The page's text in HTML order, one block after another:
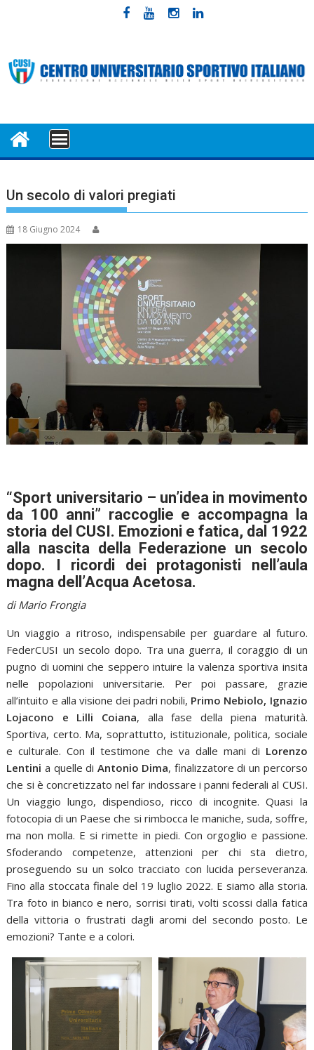
MENU
Un secolo di valori pregiati
18 Giugno 2024
“Sport universitario – un’idea in movimento
da 100 anni” raccoglie e accompagna la
storia del CUSI. Emozioni e fatica, dal 1922
alla nascita della Federazione un secolo
dopo. I ricordi dei protagonisti nell’aula
magna dell’Acqua Acetosa.
di Mario Frongia
Un viaggio a ritroso, indispensabile per guardare al futuro.
FederCUSI un secolo dopo. Tra una guerra, il coraggio di un
pugno di uomini che seppero intuire la valenza sportiva insita
nelle popolazioni universitarie. Per poi passare, grazie
all’intuito e alla visione dei padri nobili, Primo Nebiolo, Ignazio
Lojacono e Lilli Coiana, alla fase della piena maturità.
Sportiva, certo. Ma, soprattutto, istituzionale, politica, sociale
e culturale. Con il testimone che va dalle mani di Lorenzo
Lentini a quelle di Antonio Dima, finalizzatore di un percorso
che si è concretizzato nel far indossare i panni federali al CUSI.
Un viaggio lungo, dispendioso, ricco di incognite. Quasi la
fotocopia di un Paese che si rimbocca le maniche, suda, soffre,
ma non molla. E si rimette in piedi. Con orgoglio e passione.
Sfoderando competenze, attenzioni per chi sta dietro,
proseguendo su un solco tracciato con lucida perseveranza.
Fino alla stoccata finale del 19 luglio 2022. E siamo alla storia.
Tra foto in bianco e nero, sorrisi tirati, volti scossi dalla fatica
della vittoria o frustrati dagli aromi del secondo posto. Le
emozioni? Tante e a colori.